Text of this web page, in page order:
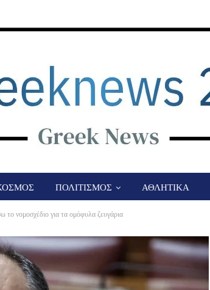
ΠΟΛΙΤΙΣΜΟΣ ΑΘΛΗΤΙΚΑ
νομοσχέδιο για τα ομόφυλα ζευγάρια